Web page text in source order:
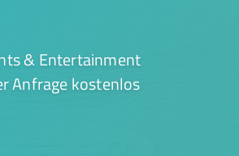
& Entertainment
Anfrage kostenlos